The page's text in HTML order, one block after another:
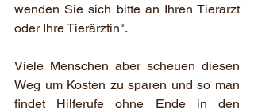
wenden Sie sich bitte an Ihren Tierarzt
oder Ihre Tierärztin".
Viele Menschen aber scheuen diesen
Weg um Kosten zu sparen und so man
findet Hilferufe ohne Ende in den